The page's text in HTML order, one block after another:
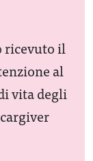
ricevuto il
al
vita degli